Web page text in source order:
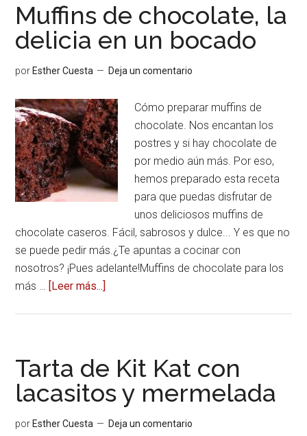
un
postre
y
Muffins de chocolate, la
delicia en un bocado
por Esther Cuesta Deja un comentario
Cómo preparar muffins de
chocolate. Nos encantan los
postres y si hay chocolate de
por medio aún más. Por eso,
hemos preparado esta receta
para que puedas disfrutar de
unos deliciosos muffins de
chocolate caseros. Fácil, sabrosos y dulce... Y es que no
se puede pedir más.¿Te apuntas a cocinar con
nosotros? ¡Pues adelante!Muffins de chocolate para los
más … [Leer más...]
delicia
en
bocado
Tarta de Kit Kat con
lacasitos y mermelada
por Esther Cuesta Deja un comentario